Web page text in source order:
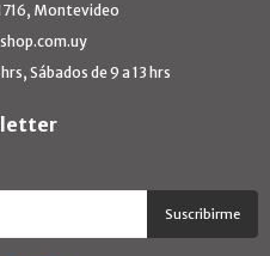
Montevideo
Sábados de 9 a 13 hrs
Suscribirme